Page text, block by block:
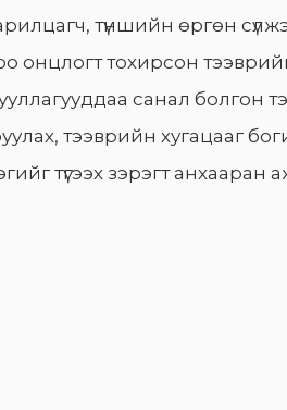
түншийн өргөн
онцлогт тохирсон
санал болгон
тээврийн хугацааг
түгээх зэрэгт анхааран